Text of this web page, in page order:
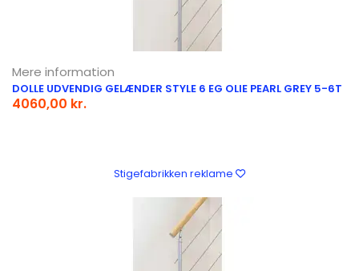
Mere information
DOLLE UDVENDIG GELÆNDER STYLE 6 EG OLIE PEARL GREY 5-6T
4060,00 kr.
Stigefabrikken reklame